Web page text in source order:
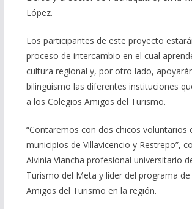
López.
Los participantes de este proyecto
proceso de intercambio en el cual
cultura regional y, por otro lado,
bilingüismo las diferentes instituciones
a los Colegios Amigos del Turismo.
“Contaremos con dos chicos voluntarios
municipios de Villavicencio y Restrepo”,
Alvinia Viancha profesional universitario
Turismo del Meta y líder del programa de
Amigos del Turismo en la región.